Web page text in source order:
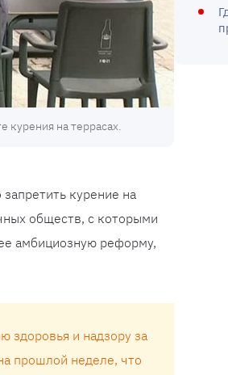
курения на террасах.
курение на
обществ, с которыми
амбициозную реформу,
здоровья и надзору за
прошлой неделе, что